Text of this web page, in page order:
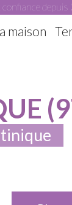
depuis
maison